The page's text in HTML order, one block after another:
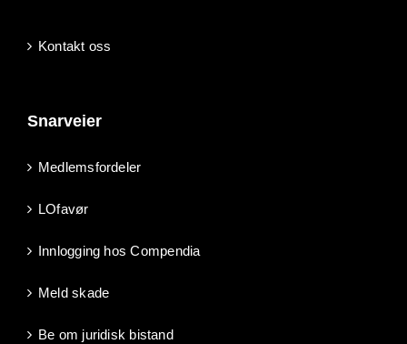
Kontakt oss
Snarveier
Medlemsfordeler
LOfavør
Innlogging hos Compendia
Meld skade
Be om juridisk bistand